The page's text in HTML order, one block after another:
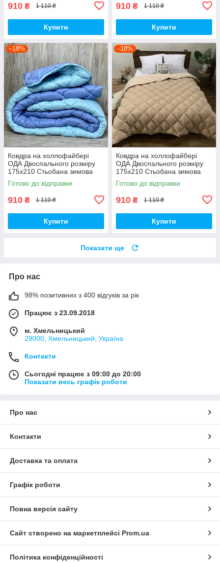
910 ₴ 1 110 ₴
Купити
910 ₴ 1 110 ₴
Купити
–18%
Ковдра на холлофайбері
ОДА Двоспального розміру
175х210 Стьобана зимова
ковдра високої якості
Готово до відправки
910 ₴ 1 110 ₴
Купити
–18%
Ковдра на холлофайбері
ОДА Двоспального розміру
175х210 Стьобана зимова
ковдра високої якості
Готово до відправки
910 ₴ 1 110 ₴
Купити
Показати ще
Про нас
98% позитивних з 400 відгуків за рік
Працює з 23.09.2018
м. Хмельницький
29000, Хмельницький, Україна
Контакти
Сьогодні працює з 09:00 до 20:00
Показати весь графік роботи
Про нас
Контакти
Доставка та оплата
Графік роботи
Повна версія сайту
Сайт створено на маркетплейсі Prom.ua
Політика конфіденційності